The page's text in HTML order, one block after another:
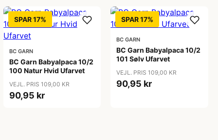
SPAR 17%
BC GARN
BC Garn Babyalpaca 10/2
100 Natur Hvid Ufarvet
VEJL. PRIS 109,00 KR
90,95 kr
SPAR 17%
BC GARN
BC Garn Babyalpaca 10/2
101 Sølv Ufarvet
VEJL. PRIS 109,00 KR
90,95 kr